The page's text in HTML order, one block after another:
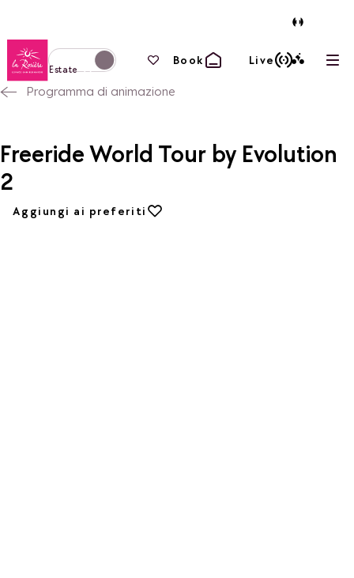
Torna alla home page
Passa alla modalità invernale
Estate
I tuoi preferiti
Book Live
Programma di animazione
Freeride World Tour by Evolution
2
Aggiungi ai preferiti
Aggiungi ai preferiti